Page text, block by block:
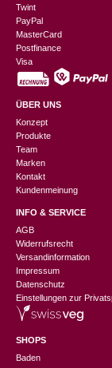
Twint
PayPal
MasterCard
Postfinance
Visa
ÜBER UNS
Konzept
Produkte
Team
Marken
Kontakt
Kundenmeinung
INFO & SERVICE
AGB
Widerrufsrecht
Versandinformation
Impressum
Datenschutz
Einstellungen zur
SHOPS
Baden